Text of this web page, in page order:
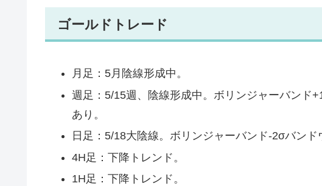
ゴールドトレード
月足：5月陰線形成中。
週足：5/15週、陰線形成中。ボリンジャーバンド
あり。
日足：5/18大陰線。ボリンジャーバンド-2σバンド
4H足：下降トレンド。
1H足：下降トレンド。